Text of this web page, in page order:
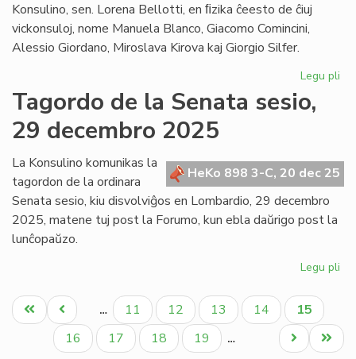
Konsulino, sen. Lorena Bellotti, en ﬁzika ĉeesto de ĉiuj
vickonsuloj, nome Manuela Blanco, Giacomo Comincini,
Alessio Giordano, Miroslava Kirova kaj Giorgio Silfer.
Legu pli
en
Tagordo de la Senata sesio,
29 decembro 2025
HeKo 898 3-C, 20 dec 25
La Konsulino komunikas la
tagordon de la ordinara
Senata sesio, kiu disvolviĝos en Lombardio, 29 decembro
2025, matene tuj post la Forumo, kun ebla daŭrigo post la
lunĉopaŭzo.
Legu pli
Pagination
Unua
paĝo
Antaŭa
paĝo
… Paĝo
11 Paĝo
12 Paĝo
13 Paĝo
14
Aktuala
paĝo
15
Paĝo
16 Paĝo
17 Paĝo
18 Paĝo
19 …
Last
Next